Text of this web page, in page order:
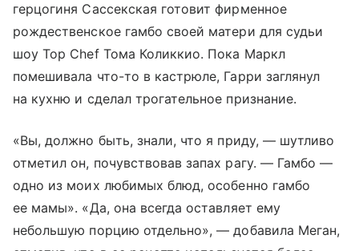
герцогиня Сассекская готовит фирменное
рождественское гамбо своей матери для судьи
шоу Top Chef Тома Коликкио. Пока Маркл
помешивала что-то в кастрюле, Гарри заглянул
на кухню и сделал трогательное признание.
«Вы, должно быть, знали, что я приду, — шутливо
отметил он, почувствовав запах рагу. — Гамбо —
одно из моих любимых блюд, особенно гамбо
ее мамы». «Да, она всегда оставляет ему
небольшую порцию отдельно», — добавила Меган,